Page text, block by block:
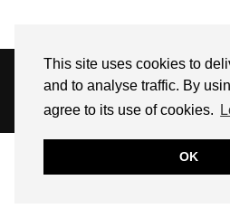
This site uses cookies to
and to analyse traffic. By
agree to its use of cookies.
OK
© 2026HELLOTITOUNE
CONFIDENTIALITÉ
VUE
AFFILIES
WEBSITE